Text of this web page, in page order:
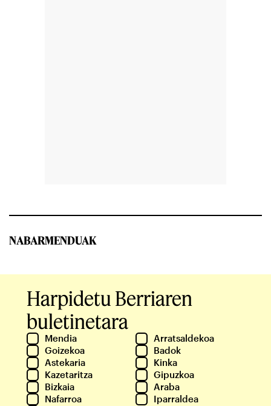
NABARMENDUAK
Harpidetu Berriaren
buletinetara
Mendia
Arratsaldekoa
Goizekoa
Badok
Astekaria
Kinka
Kazetaritza
Gipuzkoa
Bizkaia
Araba
Nafarroa
Iparraldea